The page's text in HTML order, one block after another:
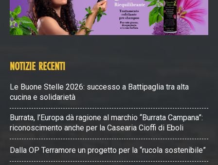
NOTIZIE RECENTI
Le Buone Stelle 2026: successo a Battipaglia tra alta
cucina e solidarietà
Burrata, l’Europa dà ragione al marchio “Burrata Campana”:
riconoscimento anche per la Casearia Cioffi di Eboli
Dalla OP Terramore un progetto per la “rucola sostenibile”